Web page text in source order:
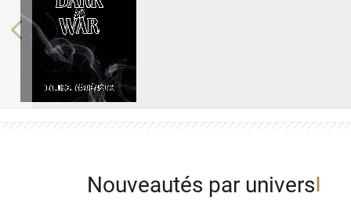
Previous
Nouveautés par univers